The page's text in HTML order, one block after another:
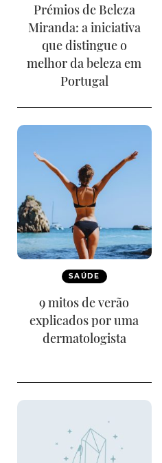
Prémios de Beleza
Miranda: a iniciativa
que distingue o
melhor da beleza em
Portugal
SAÚDE
9 mitos de verão
explicados por uma
dermatologista